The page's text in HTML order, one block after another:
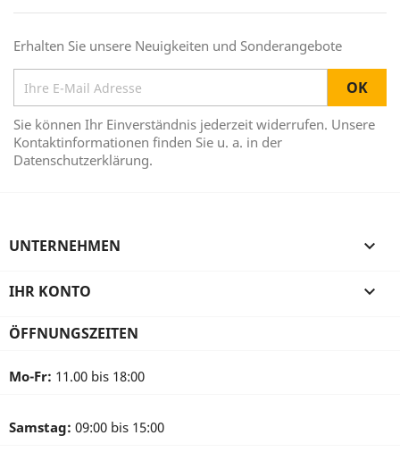
Erhalten Sie unsere Neuigkeiten und Sonderangebote
Sie können Ihr Einverständnis jederzeit widerrufen. Unsere
Kontaktinformationen finden Sie u. a. in der
Datenschutzerklärung.
UNTERNEHMEN 
IHR KONTO 
ÖFFNUNGSZEITEN
Mo-Fr: 11.00 bis 18:00
Samstag: 09:00 bis 15:00